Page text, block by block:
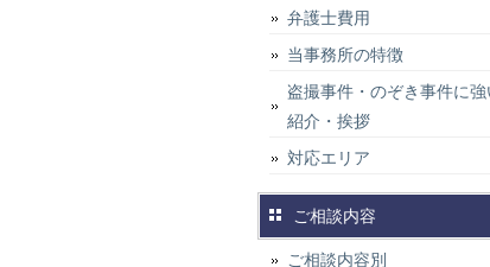
弁護士費用
当事務所の特徴
盗撮事件・のぞき事件に
紹介・挨拶
対応エリア
ご相談内容
ご相談内容別